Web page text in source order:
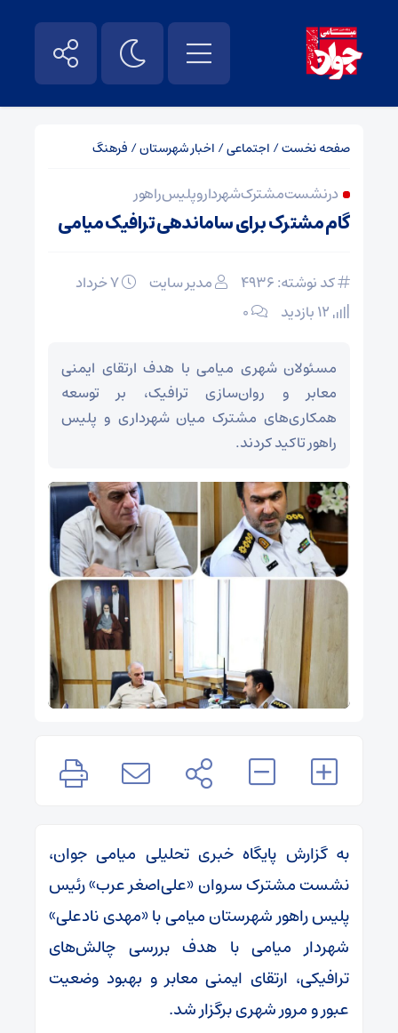
صفحه نخست/ اجتماعی/ اخبار شهرستان/ فرهنگ
در نشست مشترک شهردار و پلیس راهور
گام مشترک برای ساماندهی ترافیک میامی
کد نوشته: 4936 مدیر سایت
۰
مسئولان شهری میامی با هدف ارتقای ایمنی
معابر و روان‌سازی ترافیک، بر توسعه
همکاری‌های مشترک میان شهرداری و پلیس
راهور تاکید کردند.
به گزارش پایگاه خبری تحلیلی میامی جوان،
نشست مشترک سروان «علی‌اصغر عرب» رئیس
پلیس راهور شهرستان میامی با «مهدی نادعلی»
شهردار میامی با هدف بررسی چالش‌های
ترافیکی، ارتقای ایمنی معابر و بهبود وضعیت
عبور و مرور شهری برگزار شد.